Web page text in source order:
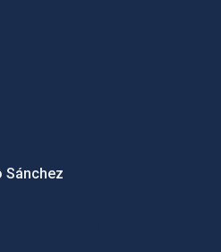
Sánchez